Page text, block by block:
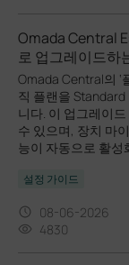
Omada Central
로 업그레이드하
Omada Central의 ‘
직 플랜을
니다. 이 업그레이
수 있으며, 장치 마
능이 자동으로 활성
설정 가이드
08-06-2026
4830